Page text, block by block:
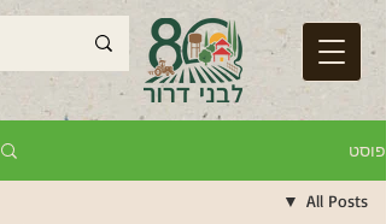
פוסט
All Posts